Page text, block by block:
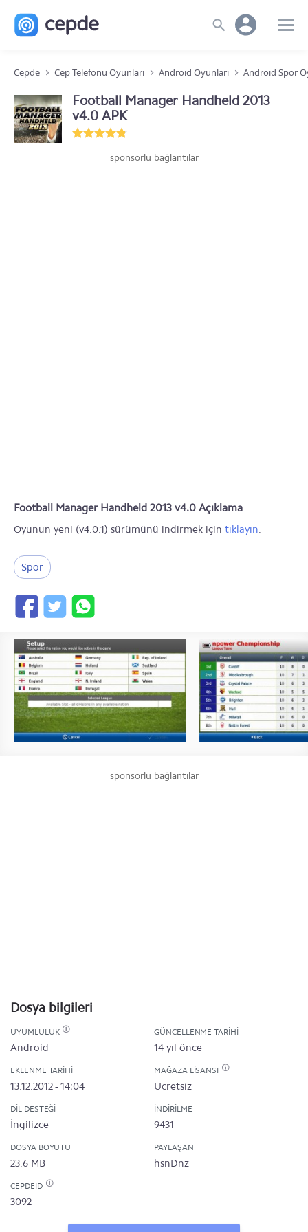
Cepde Cep Telefonu Oyunları Android Oyunları Android Spor
Football Manager Handheld 2013
v4.0 APK
sponsorlu bağlantılar
Football Manager Handheld 2013 v4.0 Açıklama
Oyunun yeni (v4.0.1) sürümünü indirmek için tıklayın.
Spor
sponsorlu bağlantılar
Dosya bilgileri
UYUMLULUK
Android
GÜNCELLENME TARIHI
14 yıl önce
EKLENME TARIHI
13.12.2012 - 14:04
MAĞAZA LISANSI
Ücretsiz
DIL DESTEĞI
İngilizce
İNDIRILME
9431
DOSYA BOYUTU
23.6 MB
PAYLAŞAN
hsnDnz
CEPDEID
3092